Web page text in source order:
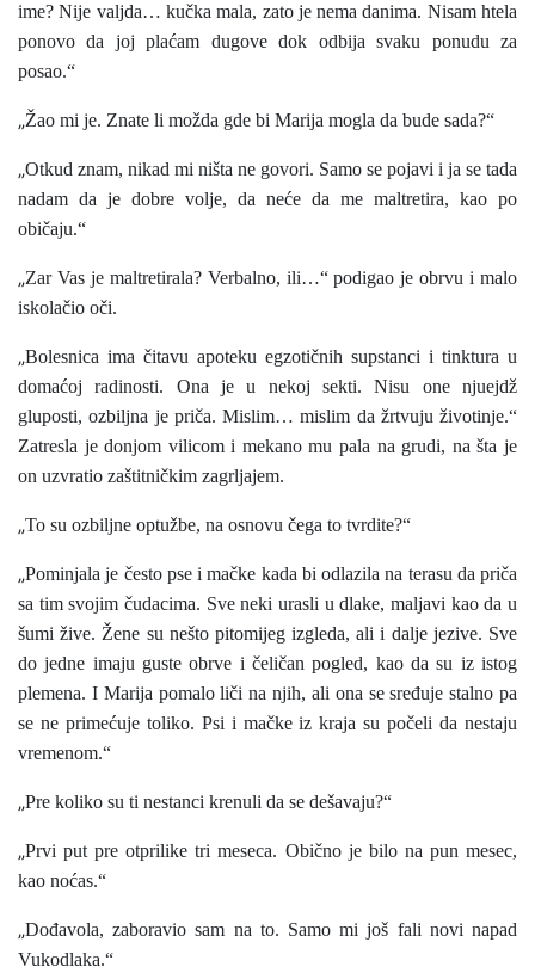
ime? Nije valjda… kučka mala, zato je nema danima. Nisam htela
ponovo da joj plaćam dugove dok odbija svaku ponudu za
posao.“
„Žao mi je. Znate li možda gde bi Marija mogla da bude sada?“
„Otkud znam, nikad mi ništa ne govori. Samo se pojavi i ja se tada
nadam da je dobre volje, da neće da me maltretira, kao po
običaju.“
„Zar Vas je maltretirala? Verbalno, ili…“ podigao je obrvu i malo
iskolačio oči.
„Bolesnica ima čitavu apoteku egzotičnih supstanci i tinktura u
domaćoj radinosti. Ona je u nekoj sekti. Nisu one njuejdž
gluposti, ozbiljna je priča. Mislim… mislim da žrtvuju životinje.“
Zatresla je donjom vilicom i mekano mu pala na grudi, na šta je
on uzvratio zaštitničkim zagrljajem.
„To su ozbiljne optužbe, na osnovu čega to tvrdite?“
„Pominjala je često pse i mačke kada bi odlazila na terasu da priča
sa tim svojim čudacima. Sve neki urasli u dlake, maljavi kao da u
šumi žive. Žene su nešto pitomijeg izgleda, ali i dalje jezive. Sve
do jedne imaju guste obrve i čeličan pogled, kao da su iz istog
plemena. I Marija pomalo liči na njih, ali ona se sređuje stalno pa
se ne primećuje toliko. Psi i mačke iz kraja su počeli da nestaju
vremenom.“
„Pre koliko su ti nestanci krenuli da se dešavaju?“
„Prvi put pre otprilike tri meseca. Obično je bilo na pun mesec,
kao noćas.“
„Dođavola, zaboravio sam na to. Samo mi još fali novi napad
Vukodlaka.“